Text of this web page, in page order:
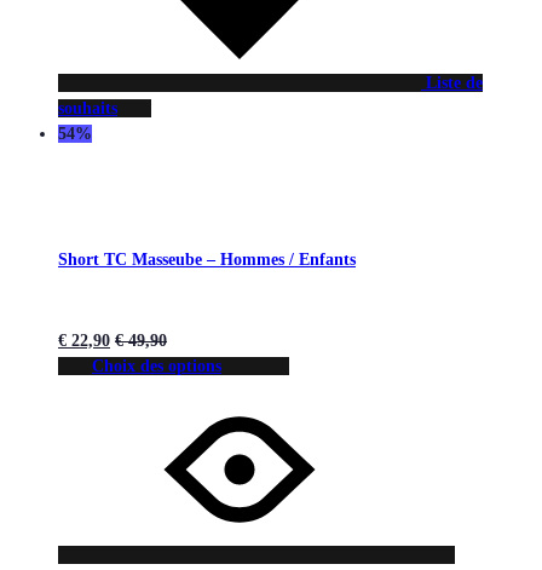
Liste de
souhaits
54%
Short TC Masseube – Hommes / Enfants
€ 22,90 €49,90
Choix des options